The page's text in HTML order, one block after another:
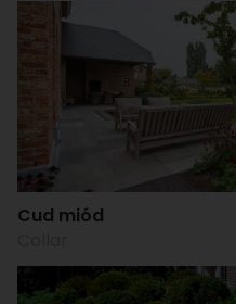
Cud miód